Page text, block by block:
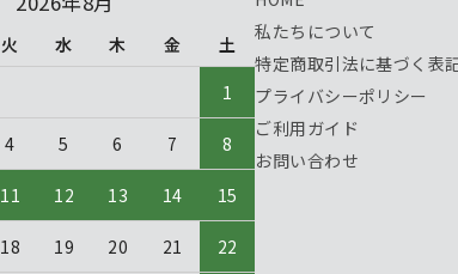
火 水 木 金
土
1
4 5 6 7 8
11 12 13 14 15
18 19 20 21 22
私たちについて
特定商取引法に基づく表
プライバシーポリシー
ご利用ガイド
お問い合わせ